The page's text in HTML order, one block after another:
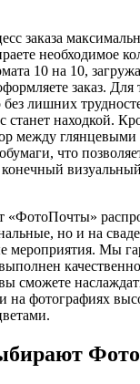
заказа
необходимое
10 на 10,
заказ. Для
без лишних
станет находкой.
между
что
конечный
«ФотоПочты»
но и на
мероприятия. Мы
сможете
на фотографиях